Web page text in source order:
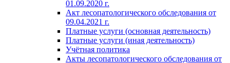
01.09.2020 г.
Акт лесопатологического обследования от
09.04.2021 г.
Платные услуги (основная деятельность)
Платные услуги (иная деятельность)
Учётная политика
Акты лесопатологического обследования от